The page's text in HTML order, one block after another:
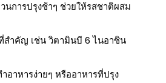
นการปรุงช้าๆ ช่วยให้รสชาติผสม
สำคัญ เช่น วิตามินบี 6 ไนอาซิน
อาหารง่ายๆ หรืออาหารที่ปรุง